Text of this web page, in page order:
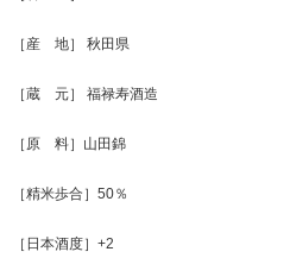
［産 地］ 秋田県
［蔵 元］ 福禄寿酒造
［原 料］山田錦
［精米歩合］50％
［日本酒度］+2